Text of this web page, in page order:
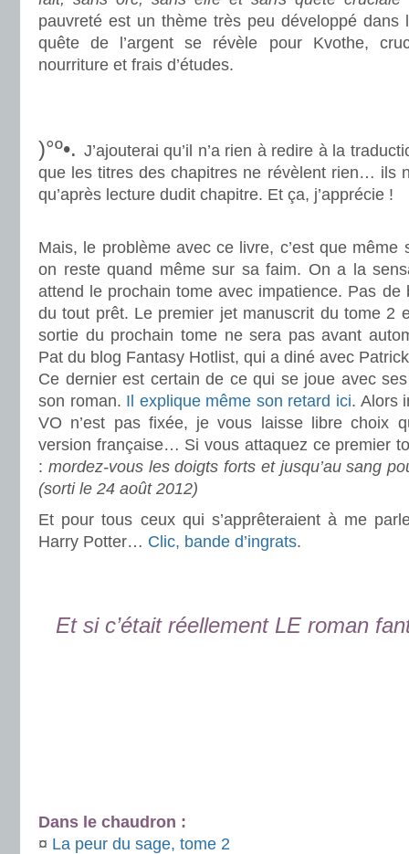
pauvreté est un thème très peu développé
quête de l’argent se révèle pour Kvothe,
nourriture et frais d’études.
)°º•. J’ajouterai qu’il n’a rien à redire à la
que les titres des chapitres ne révèlent rien… ils
qu’après lecture dudit chapitre. Et ça, j’apprécie !
Mais, le problème avec ce livre, c’est que même
on reste quand même sur sa faim. On a la
attend le prochain tome avec impatience. Pas de
du tout prêt. Le premier jet manuscrit du tome 2
sortie du prochain tome ne sera pas avant
Pat du blog Fantasy Hotlist, qui a diné avec
Ce dernier est certain de ce qui se joue avec
son roman. Il explique même son retard ici. Alors
VO n’est pas fixée, je vous laisse libre choix
version française… Si vous attaquez ce premier
: mordez-vous les doigts forts et jusqu’au sang
(sorti le 24 août 2012)
Et pour tous ceux qui s’apprêteraient à me
Harry Potter… Clic, bande d’ingrats.
Et si c’était réellement LE roman
Dans le chaudron :
¤ La peur du sage, tome 2